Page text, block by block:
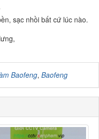
sạc nhồi bất cứ lúc nào.
Baofeng, Baofeng